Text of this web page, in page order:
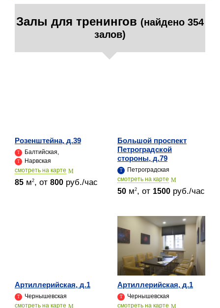
Залы для тренингов (найдено 354
залов)
Розенштейна, д.39
Балтийская,
Нарвская
cмотреть на карте
85 м2, от 800 руб./час
Большой проспект
Петроградской
стороны, д.79
Петроградская
cмотреть на карте
50 м2, от 1500 руб./час
Артиллерийская, д.1
Чернышевская
cмотреть на карте
Артиллерийская, д.1
Чернышевская
cмотреть на карте